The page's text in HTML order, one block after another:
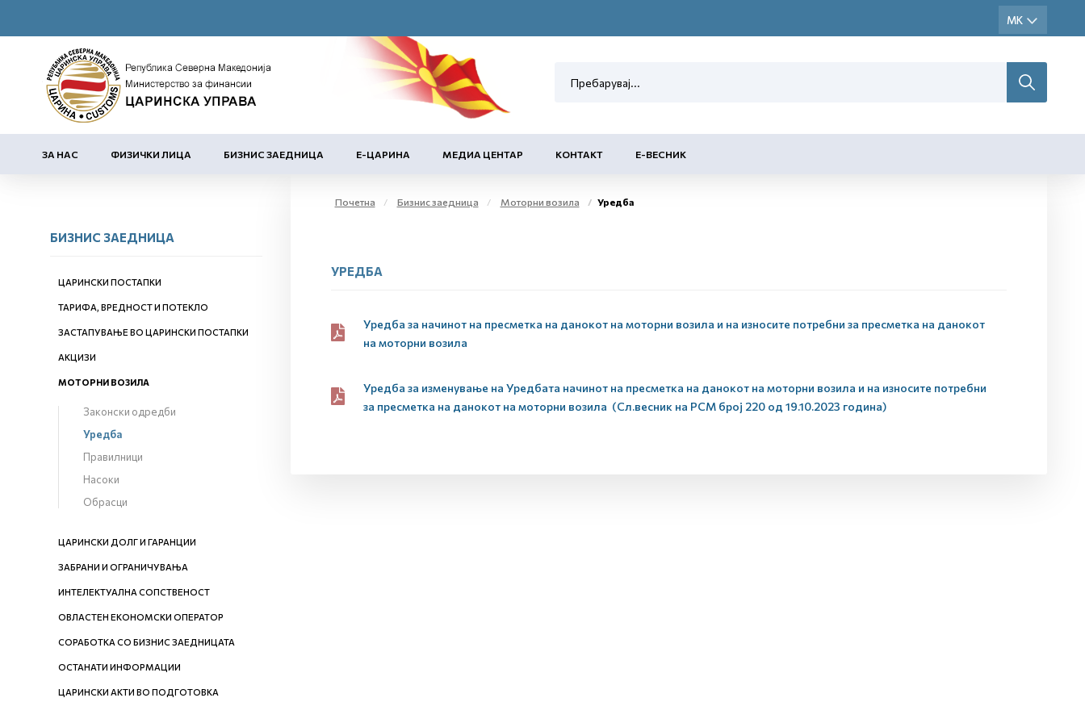
ЗА НАС ФИЗИЧКИ ЛИЦА БИЗНИС ЗАЕДНИЦА Е-ЦАРИНА МЕДИА ЦЕНТАР КОНТАКТ Е-ВЕСНИК
БИЗНИС ЗАЕДНИЦА
ЦАРИНСКИ ПОСТАПКИ
ТАРИФА, ВРЕДНОСТ И ПОТЕКЛО
ЗАСТАПУВАЊЕ ВО ЦАРИНСКИ ПОСТАПКИ
АКЦИЗИ
МОТОРНИ ВОЗИЛА
Законски одредби
Уредба
Правилници
Насоки
Обрасци
ЦАРИНСКИ ДОЛГ И ГАРАНЦИИ
ЗАБРАНИ И ОГРАНИЧУВАЊА
ИНТЕЛЕКТУАЛНА СОПСТВЕНОСТ
ОВЛАСТЕН ЕКОНОМСКИ ОПЕРАТОР
СОРАБОТКА СО БИЗНИС ЗАЕДНИЦАТА
ОСТАНАТИ ИНФОРМАЦИИ
ЦАРИНСКИ АКТИ ВО ПОДГОТОВКА
Почетна Бизнис заедница Моторни возила Уредба
УРЕДБА
Уредба за начинот на пресметка на данокот на моторни возила и на износите потребни за пресметка на данокот
на моторни возила
Уредба за изменување на Уредбата начинот на пресметка на данокот на моторни возила и на износите потребни
за пресметка на данокот на моторни возила (Сл.весник на РСМ број 220 од 19.10.2023 година)